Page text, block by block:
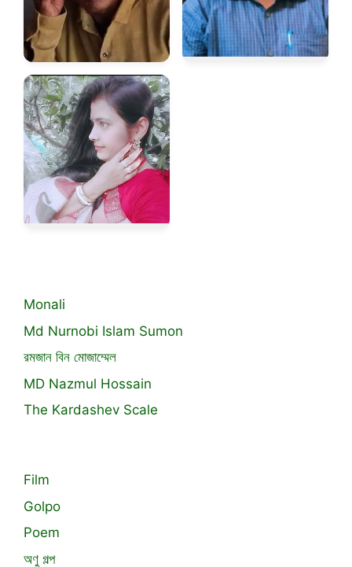
Monali
Md Nurnobi Islam Sumon
রমজান বিন মোজাম্মেল
MD Nazmul Hossain
The Kardashev Scale
Film
Golpo
Poem
অণু গল্প